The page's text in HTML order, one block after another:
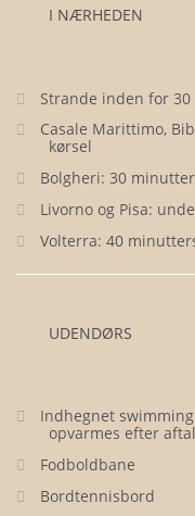
I NÆRHEDEN
Strande inden for
Casale Marittimo,
kørsel
Bolgheri: 30
Livorno og Pisa:
Volterra: 40
UDENDØRS
Indhegnet
opvarmes efter
Fodboldbane
Bordtennisbord